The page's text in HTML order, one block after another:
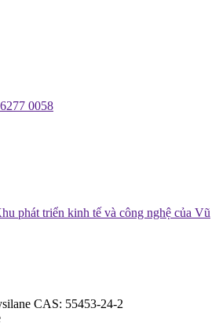
0058
phát triển kinh tế và công nghệ của Vũ
CAS: 55453-24-2